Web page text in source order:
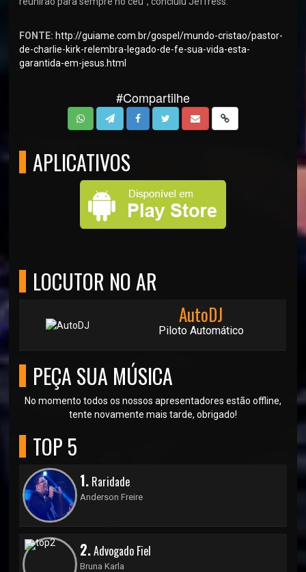
FONTE: http://guiame.com.br/gospel/mundo-cristao/pastor-
de-charlie-kirk-relembra-legado-de-fe-sua-vida-esta-
garantida-em-jesus.html
#Compartilhe
APLICATIVOS
LOCUTOR NO AR
AutoDJ
Piloto Automático
PEÇA SUA MÚSICA
No momento todos os nossos apresentadores estão offline,
tente novamente mais tarde, obrigado!
TOP 5
1. Raridade
Anderson Freire
2.Advogado Fiel
Bruna Karla